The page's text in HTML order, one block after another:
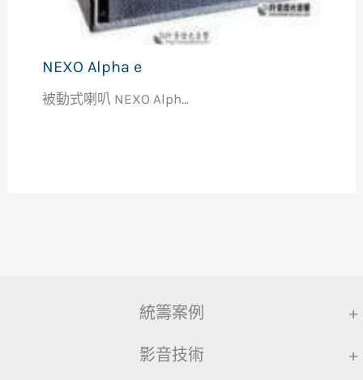
NEXO Alpha e
被動式喇叭 NEXO Alph...
統籌案例 +
影音技術 +